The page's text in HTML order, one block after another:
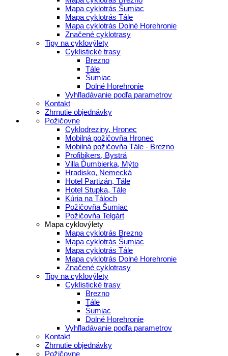
Mapa cyklotrás Šumiac
Mapa cyklotrás Tále
Mapa cyklotrás Dolné Horehronie
Značené cyklotrasy
Tipy na cyklovýlety
Cyklistické trasy
Brezno
Tále
Šumiac
Dolné Horehronie
Vyhľladávanie podľa parametrov
Kontakt
Zhrnutie objednávky
Požičovne
Cyklodreziny, Hronec
Mobilná požičovňa Hronec
Mobilná požičovňa Tále - Brezno
Profibikers, Bystrá
Villa Ďumbierka, Mýto
Hradisko, Nemecká
Hotel Partizán, Tále
Hotel Stupka, Tále
Kúria na Táloch
Požičovňa Šumiac
Požičovňa Telgárt
Mapa cyklovýlety
Mapa cyklotrás Brezno
Mapa cyklotrás Šumiac
Mapa cyklotrás Tále
Mapa cyklotrás Dolné Horehronie
Značené cyklotrasy
Tipy na cyklovýlety
Cyklistické trasy
Brezno
Tále
Šumiac
Dolné Horehronie
Vyhľladávanie podľa parametrov
Kontakt
Zhrnutie objednávky
Požičovne